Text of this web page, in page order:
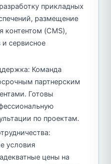
прикладных
размещение
контентом (CMS),
сервисное
Команда
партнерским
Готовы
по проектам.
условия
цены на